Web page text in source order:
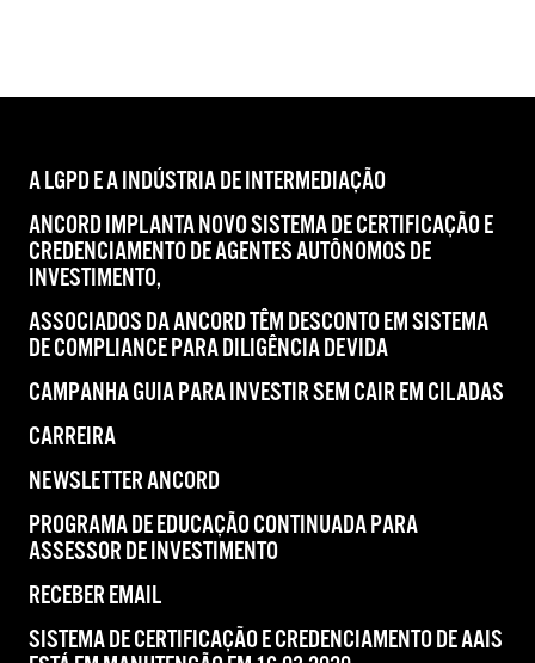
A LGPD E A INDÚSTRIA DE INTERMEDIAÇÃO
ANCORD IMPLANTA NOVO SISTEMA DE CERTIFICAÇÃO E
CREDENCIAMENTO DE AGENTES AUTÔNOMOS DE
INVESTIMENTO,
ASSOCIADOS DA ANCORD TÊM DESCONTO EM SISTEMA
DE COMPLIANCE PARA DILIGÊNCIA DEVIDA
CAMPANHA GUIA PARA INVESTIR SEM CAIR EM CILADAS
CARREIRA
NEWSLETTER ANCORD
PROGRAMA DE EDUCAÇÃO CONTINUADA PARA
ASSESSOR DE INVESTIMENTO
RECEBER EMAIL
SISTEMA DE CERTIFICAÇÃO E CREDENCIAMENTO DE AAIS